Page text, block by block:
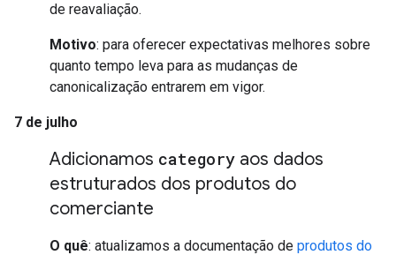
de reavaliação.
Motivo: para oferecer expectativas melhores sobre
quanto tempo leva para as mudanças de
canonicalização entrarem em vigor.
7 de julho
Adicionamos category aos dados
estruturados dos produtos do
comerciante
O quê: atualizamos a documentação de produtos do